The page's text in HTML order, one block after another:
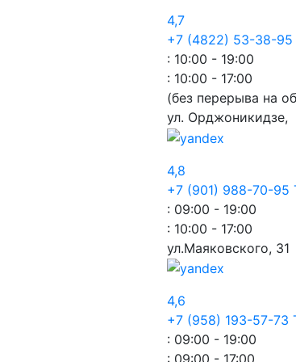
4,7
+7 (4822) 53-38-95
: 10:00 - 19:00
: 10:00 - 17:00
(без перерыва на
ул. Орджоникидзе,
4,8
+7 (901) 988-70-95
: 09:00 - 19:00
: 10:00 - 17:00
ул.Маяковского, 31
4,6
+7 (958) 193-57-73
: 09:00 - 19:00